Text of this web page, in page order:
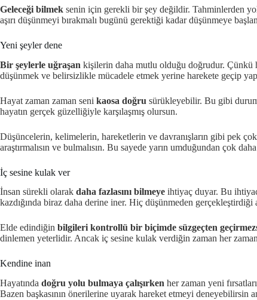
Geleceği bilmek senin için gerekli bir şey değildir. Tahminlerden
aşırı düşünmeyi bırakmalı bugünü gerektiği kadar düşünmeye
Yeni şeyler dene
Bir şeylerle uğraşan kişilerin daha mutlu olduğu doğrudur. Çünkü
düşünmek ve belirsizlikle mücadele etmek yerine harekete geçip
Hayat zaman zaman seni kaosa doğru sürükleyebilir. Bu gibi
hayatın gerçek güzelliğiyle karşılaşmış olursun.
Düşüncelerin, kelimelerin, hareketlerin ve davranışların gibi pek
araştırmalısın ve bulmalısın. Bu sayede yarın umduğundan çok
İç sesine kulak ver
İnsan sürekli olarak daha fazlasını bilmeye ihtiyaç duyar. Bu
kazdığında biraz daha derine iner. Hiç düşünmeden gerçekleştirdiği
Elde edindiğin bilgileri kontrollü bir biçimde süzgeçten
dinlemen yeterlidir. Ancak iç sesine kulak verdiğin zaman her
Kendine inan
Hayatında doğru yolu bulmaya çalışırken her zaman yeni
Bazen başkasının önerilerine uyarak hareket etmeyi deneyebilirsin